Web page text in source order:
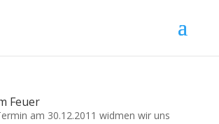
Feuer
am 30.12.2011 widmen wir uns